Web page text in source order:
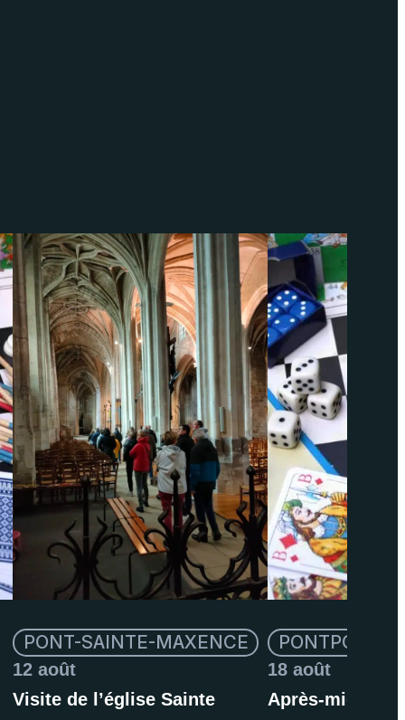
Visite de l’église Sainte
PONT-SAINTE-MAXENCE
12 août
Après-midi
PONTPOINT
18 août